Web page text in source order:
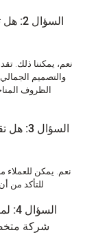
يمكننا ذلك. تقدم
الجمالي،
الظروف المناخية
يمكن للعملاء مراجعة
للتأكد من أن
السؤال 4:
شركة متخصصة